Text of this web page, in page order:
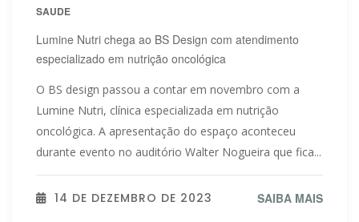
SAUDE
Lumine Nutri chega ao BS Design com atendimento
especializado em nutrição oncológica
O BS design passou a contar em novembro com a
Lumine Nutri, clínica especializada em nutrição
oncológica. A apresentação do espaço aconteceu
durante evento no auditório Walter Nogueira que fica...
14 DE DEZEMBRO DE 2023 SAIBA MAIS